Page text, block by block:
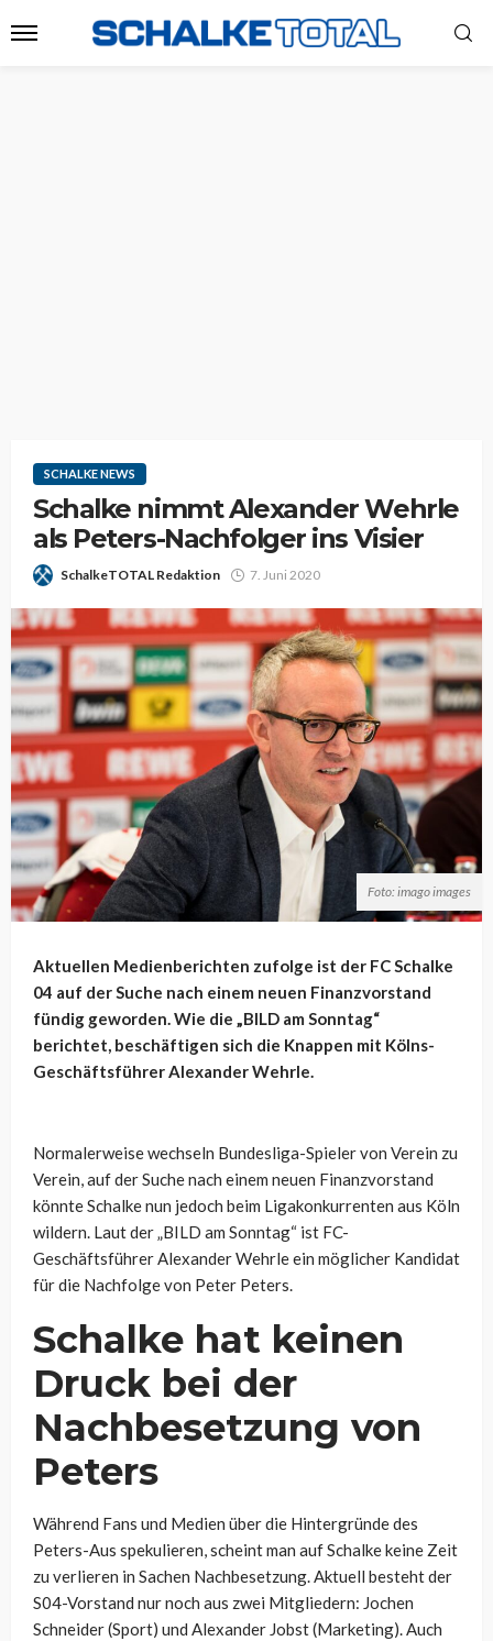
SCHALKE NEWS
Schalke nimmt Alexander Wehrle
als Peters-Nachfolger ins Visier
SchalkeTOTAL Redaktion 7. Juni 2020
Foto: imago images
Aktuellen Medienberichten zufolge ist der FC Schalke
04 auf der Suche nach einem neuen Finanzvorstand
fündig geworden. Wie die „BILD am Sonntag“
berichtet, beschäftigen sich die Knappen mit Kölns-
Geschäftsführer Alexander Wehrle.
Normalerweise wechseln Bundesliga-Spieler von Verein zu
Verein, auf der Suche nach einem neuen Finanzvorstand
könnte Schalke nun jedoch beim Ligakonkurrenten aus Köln
wildern. Laut der „BILD am Sonntag“ ist FC-
Geschäftsführer Alexander Wehrle ein möglicher Kandidat
für die Nachfolge von Peter Peters.
Schalke hat keinen
Druck bei der
Nachbesetzung von
Peters
Während Fans und Medien über die Hintergründe des
Peters-Aus spekulieren, scheint man auf Schalke keine Zeit
zu verlieren in Sachen Nachbesetzung. Aktuell besteht der
S04-Vorstand nur noch aus zwei Mitgliedern: Jochen
Schneider (Sport) und Alexander Jobst (Marketing). Auch